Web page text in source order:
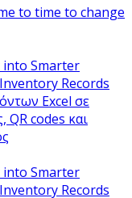
to time to change
Excel σε
codes και